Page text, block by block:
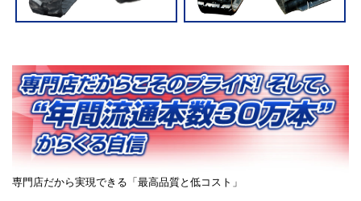
専門店だから実現できる「最高品質と低コスト」